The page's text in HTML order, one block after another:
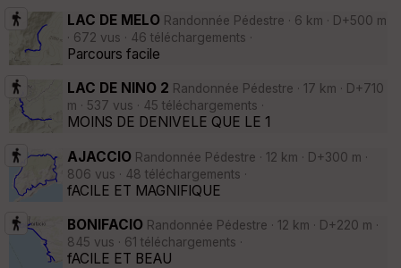
LAC DE MELO Randonnée Pédestre · 6 km · D+500 m
· 672 vus · 46 téléchargements ·
Parcours facile
LAC DE NINO 2 Randonnée Pédestre · 17 km · D+710
m · 537 vus · 45 téléchargements ·
MOINS DE DENIVELE QUE LE 1
AJACCIO Randonnée Pédestre · 12 km · D+300 m ·
806 vus · 48 téléchargements ·
fACILE ET MAGNIFIQUE
BONIFACIO Randonnée Pédestre · 12 km · D+220 m ·
845 vus · 61 téléchargements ·
fACILE ET BEAU